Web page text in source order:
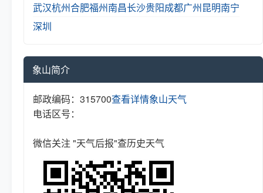
武汉杭州合肥福州南昌长沙贵阳成都广州昆明南宁
深圳
象山简介
邮政编码：315700
电话区号：
查看详情象山天气
微信关注 "天气后报"查历史天气